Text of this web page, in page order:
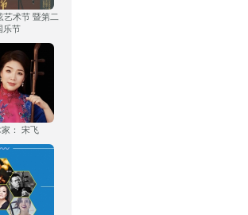
艺术节 暨第二
乐节
： 宋飞